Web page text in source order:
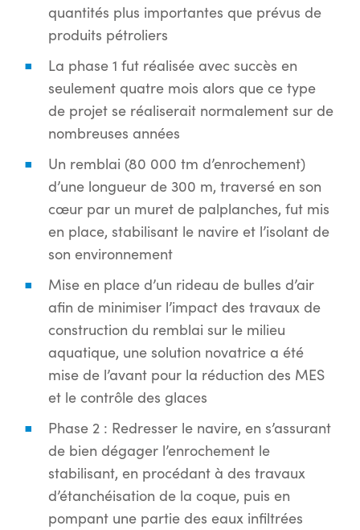
quantités plus importantes que prévus de
produits pétroliers
La phase 1 fut réalisée avec succès en
seulement quatre mois alors que ce type
de projet se réaliserait normalement sur de
nombreuses années
Un remblai (80 000 tm d’enrochement)
d’une longueur de 300 m, traversé en son
cœur par un muret de palplanches, fut mis
en place, stabilisant le navire et l’isolant de
son environnement
Mise en place d’un rideau de bulles d’air
afin de minimiser l’impact des travaux de
construction du remblai sur le milieu
aquatique, une solution novatrice a été
mise de l’avant pour la réduction des MES
et le contrôle des glaces
Phase 2 : Redresser le navire, en s’assurant
de bien dégager l’enrochement le
stabilisant, en procédant à des travaux
d’étanchéisation de la coque, puis en
pompant une partie des eaux infiltrées